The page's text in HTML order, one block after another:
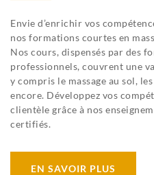
Envie d’enrichir vos
nos formations courtes en
Nos cours, dispensés par des
professionnels, couvrent une
y compris le massage au sol,
encore. Développez vos
clientèle grâce à nos
certifiés.
EN SAVOIR PLUS